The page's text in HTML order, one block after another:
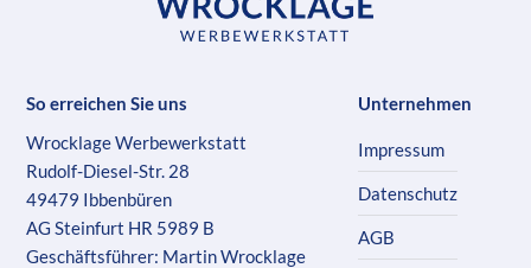
So erreichen Sie uns
Wrocklage Werbewerkstatt
Rudolf-Diesel-Str. 28
49479 Ibbenbüren
AG Steinfurt HR 5989 B
Geschäftsführer: Martin Wrocklage
Unternehmen
Impressum
Datenschutz
AGB